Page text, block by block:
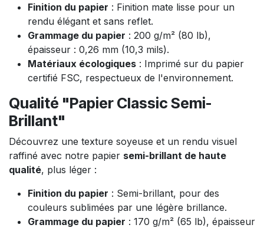
Finition du papier : Finition mate lisse pour un
rendu élégant et sans reflet.
Grammage du papier : 200 g/m² (80 lb),
épaisseur : 0,26 mm (10,3 mils).
Matériaux écologiques : Imprimé sur du papier
certifié FSC, respectueux de l'environnement.
Qualité "Papier Classic Semi-
Brillant"
Découvrez une texture soyeuse et un rendu visuel
raffiné avec notre papier semi-brillant de haute
qualité, plus léger :
Finition du papier : Semi-brillant, pour des
couleurs sublimées par une légère brillance.
Grammage du papier : 170 g/m² (65 lb), épaisseur